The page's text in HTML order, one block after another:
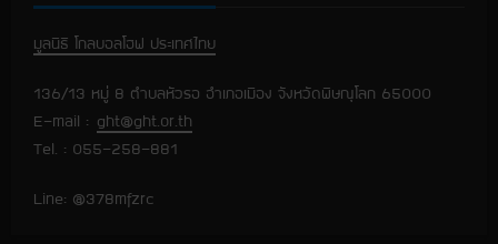
R
e
a
d
i
มูลนิธิ โกลบอลโฮฟ ประเทศไทย
136/13 หมู่ 8 ตำบลหัวรอ อำเภอเมือง จังหวัดพิษณุโลก 65000
E-mail : ght@ght.or.th
Tel. : 055-258-881
Line: @378mfzrc